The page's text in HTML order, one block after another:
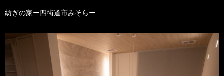
紡ぎの家ー四街道市みそらー